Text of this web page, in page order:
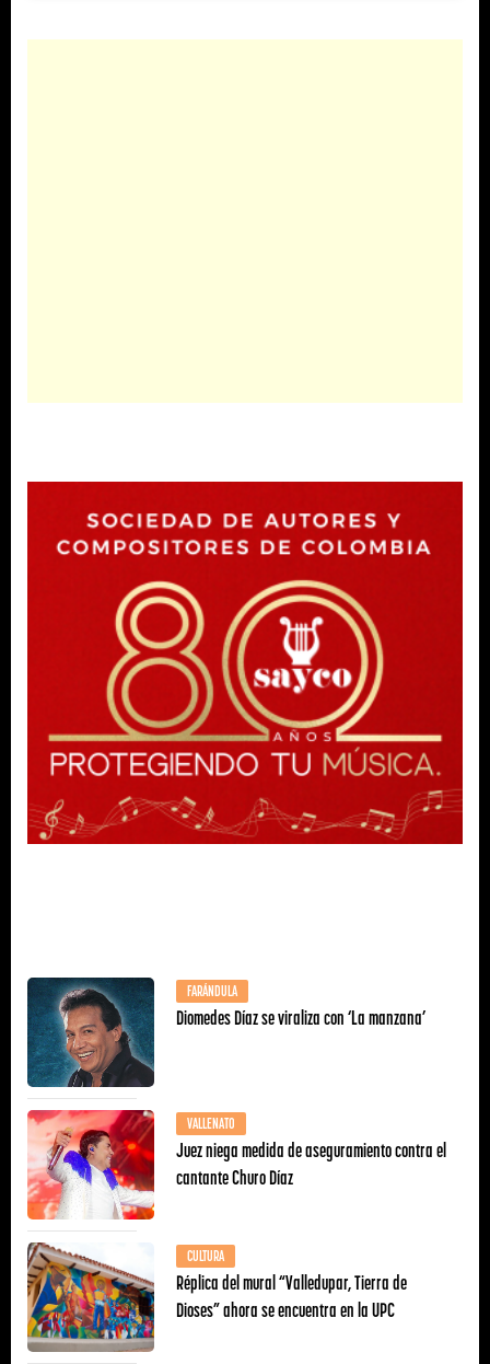
FARÁNDULA
Diomedes Díaz se viraliza con ‘La manzana’
VALLENATO
Juez niega medida de aseguramiento contra el
cantante Churo Díaz
CULTURA
Réplica del mural “Valledupar, Tierra de
Dioses” ahora se encuentra en la UPC